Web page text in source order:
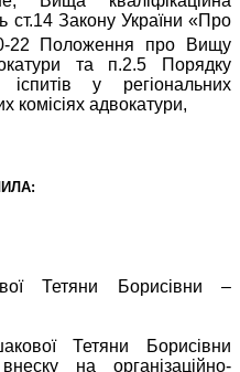
ст.14 Закону України «Про
22 Положення про Вищу
та п.2.5 Порядку
іспитів у регіональних
комісіях адвокатури,
Тетяни Борисівни –
Тетяни Борисівни
на організаційно-